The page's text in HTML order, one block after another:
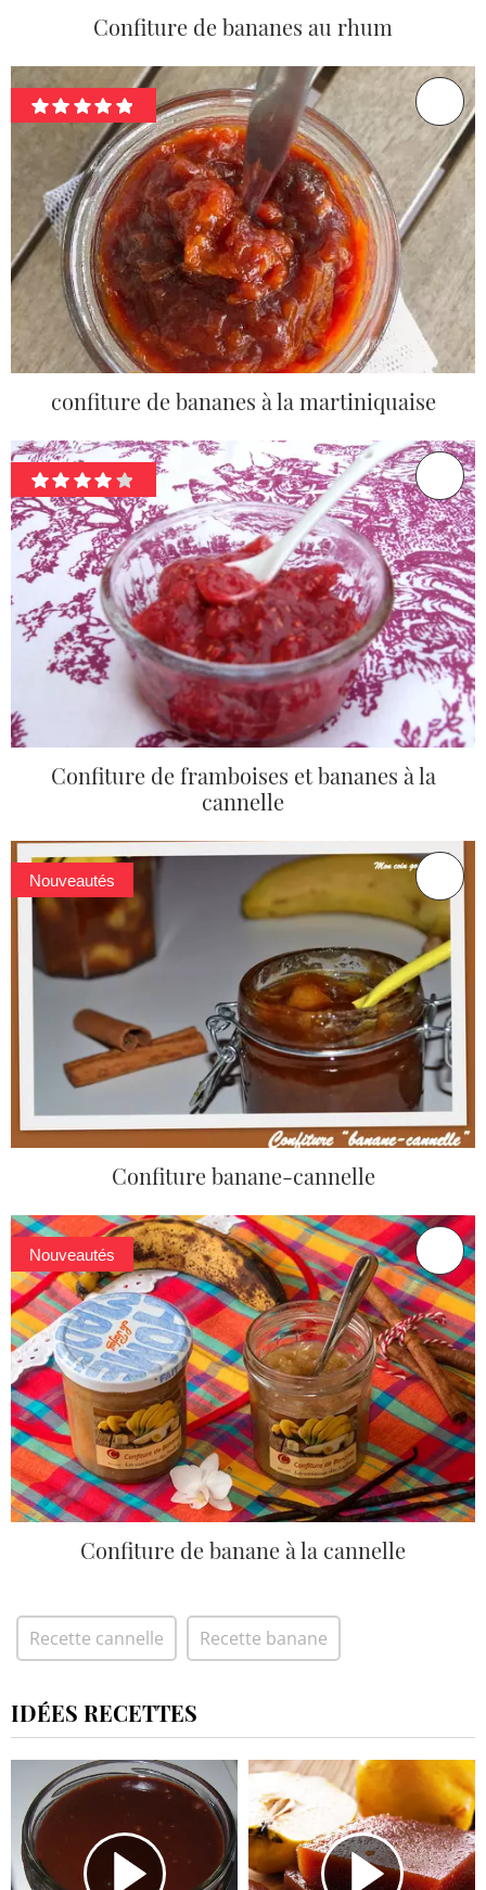
Confiture de bananes au rhum
confiture de bananes à la martiniquaise
Confiture de framboises et bananes à la
cannelle
Nouveautés
Confiture banane-cannelle
Nouveautés
Confiture de banane à la cannelle
Recette cannelle Recette banane
IDÉES RECETTES